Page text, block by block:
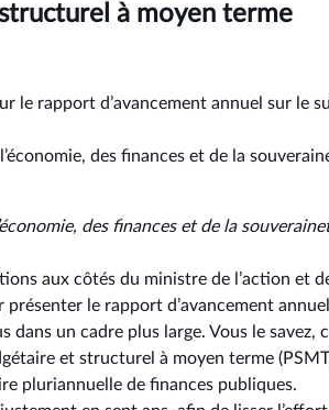
à moyen terme
le rapport d’avancement annuel sur le
des finances et de la
des finances et de la
aux côtés du ministre de l’action et
présenter le rapport d’avancement
dans un cadre plus large. Vous le
et structurel à moyen terme
pluriannuelle de finances publiques.